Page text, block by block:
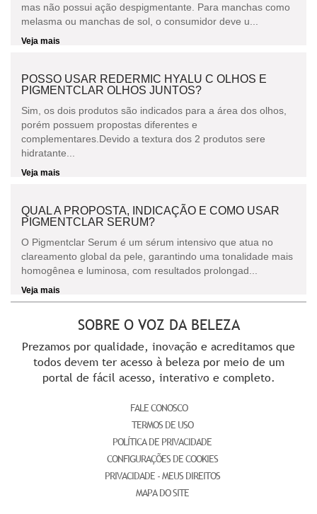
mas não possui ação despigmentante. Para manchas como
melasma ou manchas de sol, o consumidor deve u...
Veja mais
POSSO USAR REDERMIC HYALU C OLHOS E
PIGMENTCLAR OLHOS JUNTOS?
Sim, os dois produtos são indicados para a área dos olhos,
porém possuem propostas diferentes e
complementares.Devido a textura dos 2 produtos sere
hidratante...
Veja mais
QUAL A PROPOSTA, INDICAÇÃO E COMO USAR
PIGMENTCLAR SERUM?
O Pigmentclar Serum é um sérum intensivo que atua no
clareamento global da pele, garantindo uma tonalidade mais
homogênea e luminosa, com resultados prolongad...
Veja mais
SOBRE O VOZ DA BELEZA
Prezamos por qualidade, inovação e acreditamos que
todos devem ter acesso à beleza por meio de um
portal de fácil acesso, interativo e completo.
FALE CONOSCO
TERMOS DE USO
POLÍTICA DE PRIVACIDADE
CONFIGURAÇÕES DE COOKIES
PRIVACIDADE - MEUS DIREITOS
MAPA DO SITE